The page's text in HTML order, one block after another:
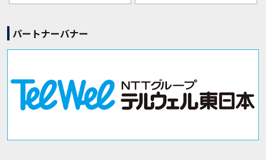
パートナーバナー